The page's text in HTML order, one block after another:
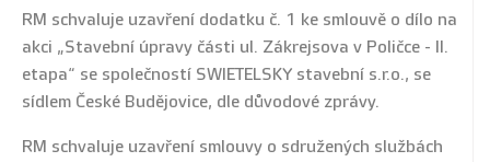
RM schvaluje uzavření dodatku č. 1 ke smlouvě o dílo na
akci „Stavební úpravy části ul. Zákrejsova v Poličce - II.
etapa“ se společností SWIETELSKY stavební s.r.o., se
sídlem České Budějovice, dle důvodové zprávy.
RM schvaluje uzavření smlouvy o sdružených službách